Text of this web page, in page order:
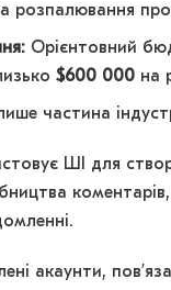
розпалювання
Орієнтовний
$600 000 на
частина
ШІ для
коментарів,
акаунти,